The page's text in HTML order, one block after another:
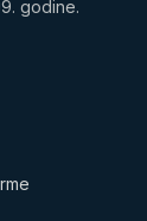
godine.